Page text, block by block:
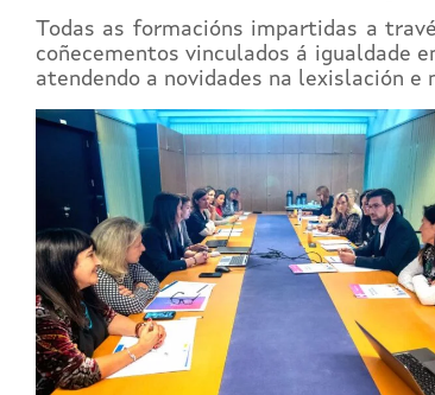
Todas as formacións impartidas a
coñecementos vinculados á igualdade
atendendo a novidades na lexislación